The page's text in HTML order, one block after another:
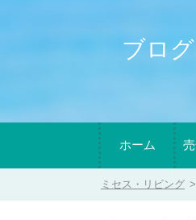
ブログ
ホーム
ミセス・リビング >